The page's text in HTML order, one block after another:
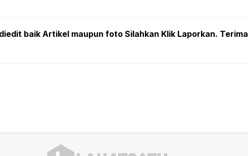
baik Artikel maupun foto Silahkan Klik Laporkan. Terima